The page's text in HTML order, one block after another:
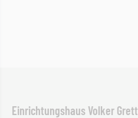
Einrichtungshaus Volker Grett